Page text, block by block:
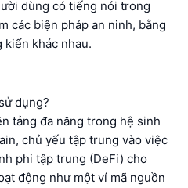
dùng có tiếng nói trong
các biện pháp an ninh, bằng
kiến khác nhau.
dụng?
tảng đa năng trong hệ sinh
chủ yếu tập trung vào việc
phi tập trung (DeFi) cho
động như một ví mã nguồn